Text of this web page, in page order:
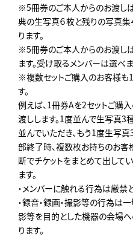
※5冊券のご本人からのお渡し
典の生写真６枚と残りの写真集
ります。
※5冊券のご本人からのお渡し
ます。受け取るメンバーは選べま
※複数セットご購入のお客様も
す。
例えば、1冊券Aを2セットご購
渡しします。1度並んで生写真3
並んでいただき、もう1度生写
部終了時、複数枚お持ちのお客
断でチケットをまとめて出して
ます。
・メンバーに触れる行為は厳禁と
・録音・録画・撮影等の行為は一
影等を目的とした機器の会場
ります。